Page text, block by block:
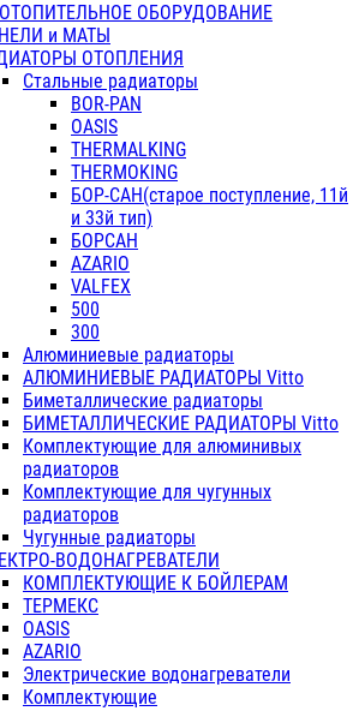
ОТОПИТЕЛЬНОЕ ОБОРУДОВАНИЕ
и МАТЫ
ОТОПЛЕНИЯ
Стальные радиаторы
BOR-PAN
OASIS
THERMALKING
THERMOKING
БОР-САН(старое поступление, 11й
и 33й тип)
БОРСАН
AZARIO
VALFEX
500
300
Алюминиевые радиаторы
АЛЮМИНИЕВЫЕ РАДИАТОРЫ Vitto
Биметаллические радиаторы
БИМЕТАЛЛИЧЕСКИЕ РАДИАТОРЫ Vitto
Комплектующие для алюминивых
радиаторов
Комплектующие для чугунных
радиаторов
Чугунные радиаторы
ВОДОНАГРЕВАТЕЛИ
КОМПЛЕКТУЮЩИЕ К БОЙЛЕРАМ
ТЕРМЕКС
OASIS
AZARIO
Электрические водонагреватели
Комплектующие